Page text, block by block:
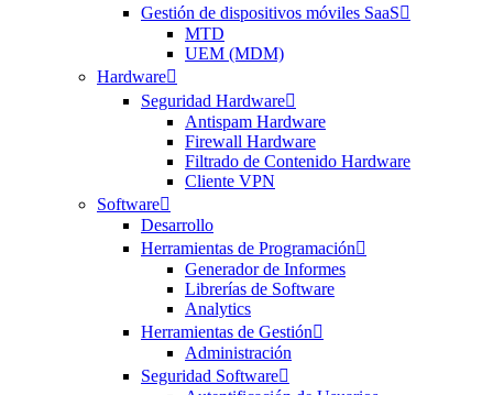
Gestión de dispositivos móviles SaaS
MTD
UEM (MDM)
Hardware
Seguridad Hardware
Antispam Hardware
Firewall Hardware
Filtrado de Contenido Hardware
Cliente VPN
Software
Desarrollo
Herramientas de Programación
Generador de Informes
Librerías de Software
Analytics
Herramientas de Gestión
Administración
Seguridad Software